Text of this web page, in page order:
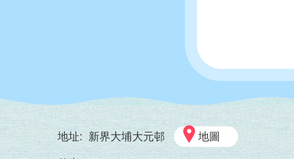
地址: 新界大埔大元邨 地圖